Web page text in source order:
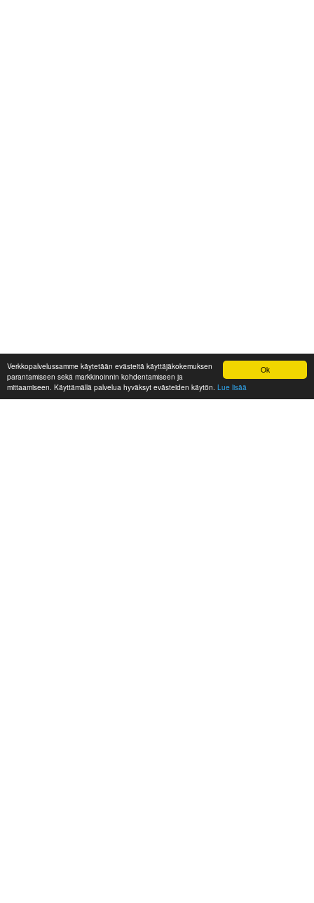
Ok
Verkkopalvelussamme käytetään evästeitä käyttäjäkokemuksen
parantamiseen sekä markkinoinnin kohdentamiseen ja
mittaamiseen. Käyttämällä palvelua hyväksyt evästeiden käytön. Lue lisää